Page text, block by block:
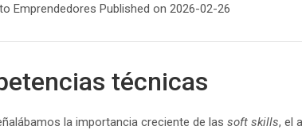
Emprendedores Published on 2026-02-26
técnicas
la importancia creciente de las soft skills, el